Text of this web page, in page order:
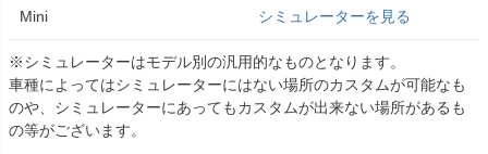
Mini シミュレーターを見る
※シミュレーターはモデル別の汎用的なものとなります。
車種によってはシミュレーターにはない場所のカスタムが可能なも
のや、シミュレーターにあってもカスタムが出来ない場所があるも
の等がございます。